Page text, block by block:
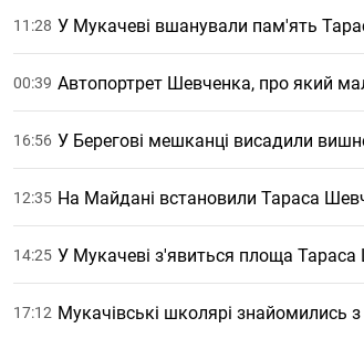
11:28 У Мукачеві вшанували пам'ять
00:39 Автопортрет Шевченка, про який
16:56 У Берегові мешканці висадили
12:35 На Майдані встановили Тараса
14:25 У Мукачеві з'явиться площа Тараса
17:12 Мукачівські школярі